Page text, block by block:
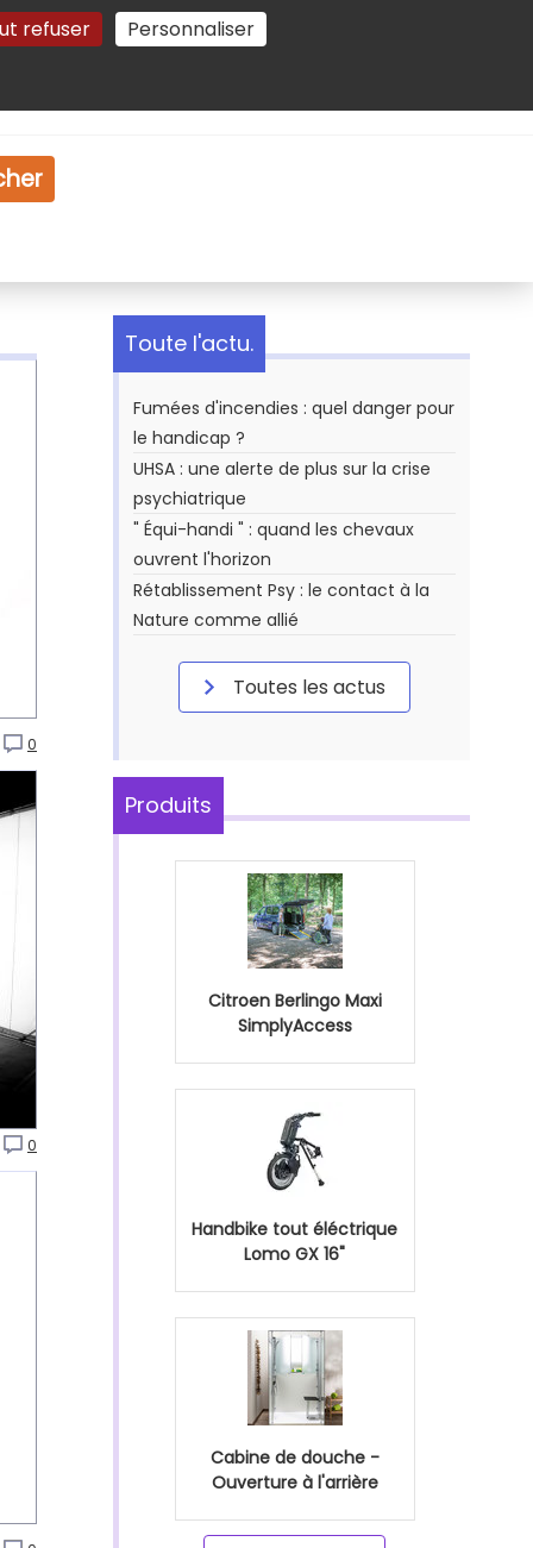
refuser Personnaliser
Gestion des cookies
0
0
Toute l'actu.
Fumées d'incendies : quel danger pour
le handicap ?
UHSA : une alerte de plus sur la crise
psychiatrique
" Équi-handi " : quand les chevaux
ouvrent l'horizon
Rétablissement Psy : le contact à la
Nature comme allié
Toutes les actus
Produits
Citroen Berlingo Maxi
SimplyAccess
Handbike tout éléctrique
Lomo GX 16"
Cabine de douche -
Ouverture à l'arrière